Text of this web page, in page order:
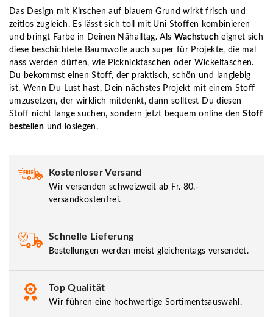
Das Design mit Kirschen auf blauem Grund wirkt frisch und
zeitlos zugleich. Es lässt sich toll mit Uni Stoffen kombinieren
und bringt Farbe in Deinen Nähalltag. Als Wachstucheignet sich
diese beschichtete Baumwolle auch super für Projekte, die mal
nass werden dürfen, wie Picknicktaschen oder Wickeltaschen.
Du bekommst einen Stoff, der praktisch, schön und langlebig
ist. Wenn Du Lust hast, Dein nächstes Projekt mit einem Stoff
umzusetzen, der wirklich mitdenkt, dann solltest Du diesen
Stoff nicht lange suchen, sondern jetzt bequem online denStoff
bestellen und loslegen.
Kostenloser Versand
Wir versenden schweizweit ab Fr. 80.-
versandkostenfrei.
Schnelle Lieferung
Bestellungen werden meist gleichentags versendet.
Top Qualität
Wir führen eine hochwertige Sortimentsauswahl.